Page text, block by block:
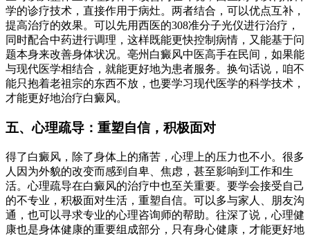
学的诊疗技术，直接作用于病灶。两者结合，可以优点互补，
提高治疗的效果。可以先用西医的308准分子光仪进行治疗，
同时配合中药进行调理，这样既能更快控制病情，又能基于问
题本身来改善身体状况。亳州白癜风中医高手在民间，如果能
与现代医学相结合，就能更好地为患者服务。换句话说，咱不
能只抱着老祖宗的东西不放，也要学习现代医学的科学技术，
才能更好地治疗白癜风。
五、心理疏导：重塑自信，积极面对
得了白癜风，除了身体上的痛苦，心理上的压力也不小。很多
人因为外貌的改变而感到自卑、焦虑，甚至影响到工作和生
活。心理疏导在白癜风的治疗中也至关重要。要学会接受自己
的不专业，积极面对生活，重塑自信。可以多与家人、朋友沟
通，也可以寻求专业的心理咨询师的帮助。往深了说，心理健
康也是身体健康的重要组成部分，只有身心健康，才能更好地